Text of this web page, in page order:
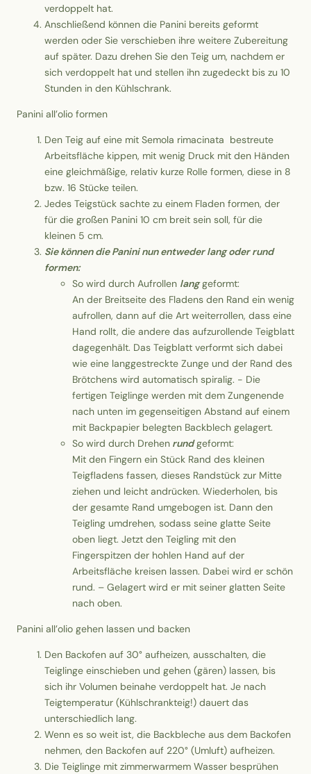
verdoppelt hat.
Anschließend können die Panini bereits geformt
werden oder Sie verschieben ihre weitere Zubereitung
auf später. Dazu drehen Sie den Teig um, nachdem er
sich verdoppelt hat und stellen ihn zugedeckt bis zu 10
Stunden in den Kühlschrank.
Panini all’olio formen
Den Teig auf eine mit Semola rimacinata bestreute
Arbeitsfläche kippen, mit wenig Druck mit den Händen
eine gleichmäßige, relativ kurze Rolle formen, diese in 8
bzw. 16 Stücke teilen.
Jedes Teigstück sachte zu einem Fladen formen, der
für die großen Panini 10 cm breit sein soll, für die
kleinen 5 cm.
Sie können die Panini nun entweder lang oder rund
formen:
So wird durch Aufrollen langgeformt:
An der Breitseite des Fladens den Rand ein wenig
aufrollen, dann auf die Art weiterrollen, dass eine
Hand rollt, die andere das aufzurollende Teigblatt
dagegenhält. Das Teigblatt verformt sich dabei
wie eine langgestreckte Zunge und der Rand des
Brötchens wird automatisch spiralig. - Die
fertigen Teiglinge werden mit dem Zungenende
nach unten im gegenseitigen Abstand auf einem
mit Backpapier belegten Backblech gelagert.
So wird durch Drehen rundgeformt:
Mit den Fingern ein Stück Rand des kleinen
Teigfladens fassen, dieses Randstück zur Mitte
ziehen und leicht andrücken. Wiederholen, bis
der gesamte Rand umgebogen ist. Dann den
Teigling umdrehen, sodass seine glatte Seite
oben liegt. Jetzt den Teigling mit den
Fingerspitzen der hohlen Hand auf der
Arbeitsfläche kreisen lassen. Dabei wird er schön
rund. – Gelagert wird er mit seiner glatten Seite
nach oben.
Panini all’olio gehen lassen und backen
Den Backofen auf 30° aufheizen, ausschalten, die
Teiglinge einschieben und gehen (gären) lassen, bis
sich ihr Volumen beinahe verdoppelt hat. Je nach
Teigtemperatur (Kühlschrankteig!) dauert das
unterschiedlich lang.
Wenn es so weit ist, die Backbleche aus dem Backofen
nehmen, den Backofen auf 220° (Umluft) aufheizen.
Die Teiglinge mit zimmerwarmem Wasser besprühen